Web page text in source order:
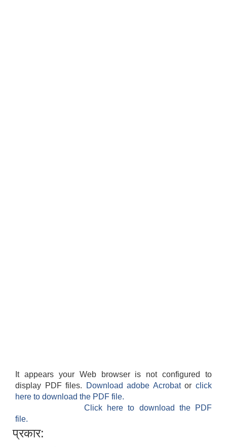
It appears your Web browser is not configured to
display PDF files.
Download adobe Acrobatorclick
here to download the PDF file.
Click here to download the PDF
file.
प्रकार: